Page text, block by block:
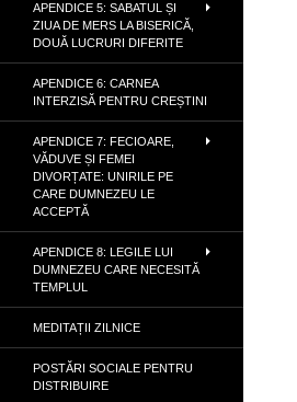
APENDICE 5: SABATUL ȘI
ZIUA DE MERS LA BISERICĂ,
DOUĂ LUCRURI DIFERITE
APENDICE 6: CARNEA
INTERZISĂ PENTRU CREȘTINI
APENDICE 7: FECIOARE,
VĂDUVE ȘI FEMEI
DIVORȚATE: UNIRILE PE
CARE DUMNEZEU LE
ACCEPTĂ
APENDICE 8: LEGILE LUI
DUMNEZEU CARE NECESITĂ
TEMPLUL
MEDITAȚII ZILNICE
POSTĂRI SOCIALE PENTRU
DISTRIBUIRE